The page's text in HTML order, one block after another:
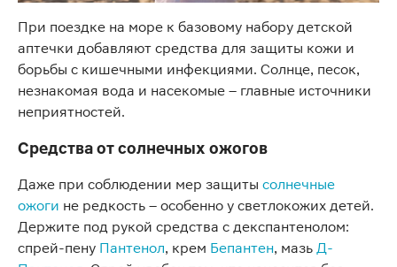
При поездке на море к базовому набору детской
аптечки добавляют средства для защиты кожи и
борьбы с кишечными инфекциями. Солнце, песок,
незнакомая вода и насекомые – главные источники
неприятностей.
Средства от солнечных ожогов
Даже при соблюдении мер защиты солнечные
ожоги не редкость – особенно у светлокожих детей.
Держите под рукой средства с декспантенолом:
спрей-пену Пантенол, крем Бепантен, мазь Д-